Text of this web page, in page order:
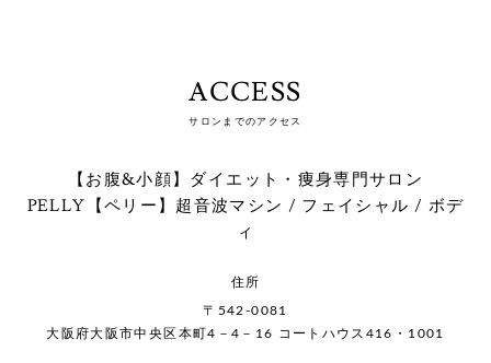
ACCESS
サロンまでのアクセス
【お腹&小顔】ダイエット・痩身専門サロン
PELLY【ペリー】超音波マシン / フェイシャル / ボデ
ィ
住所
〒542-0081
大阪府大阪市中央区本町4－4－16 コートハウス416・1001